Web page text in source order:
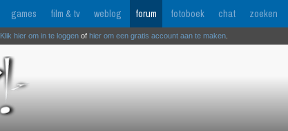
games film & tv weblog forum fotoboek chat zoeken
Klik hier om in te loggen of hier om een gratis account aan te maken